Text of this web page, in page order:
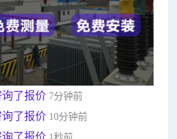
询了报价5秒前
询了报价1分钟前
询了报价
询了报价7分钟前
询了报价 7分钟前
询了报价 10分钟前
询了报价